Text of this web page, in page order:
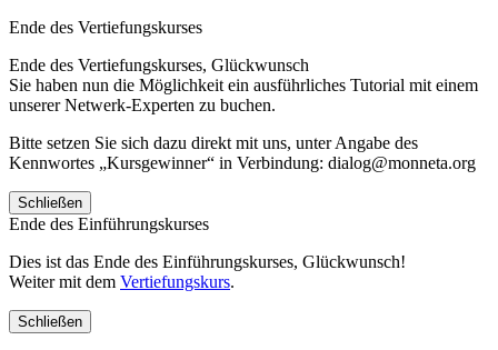
Ende des Vertiefungskurses
Ende des Vertiefungskurses, Glückwunsch
Sie haben nun die Möglichkeit ein ausführliches Tutorial mit einem
unserer Netwerk-Experten zu buchen.
Bitte setzen Sie sich dazu direkt mit uns, unter Angabe des
Kennwortes „Kursgewinner“ in Verbindung: dialog@monneta.org
Schließen
Ende des Einführungskurses
Dies ist das Ende des Einführungskurses, Glückwunsch!
Weiter mit dem Vertiefungskurs.
Schließen